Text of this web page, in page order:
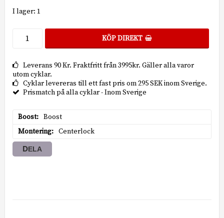
I lager: 1
KÖP DIREKT
Leverans 90 Kr. Fraktfritt från 3995kr. Gäller alla varor
utom cyklar.
Cyklar levereras till ett fast pris om 295 SEK inom Sverige.
Prismatch på alla cyklar - Inom Sverige
Boost
Boost
Montering
Centerlock
DELA